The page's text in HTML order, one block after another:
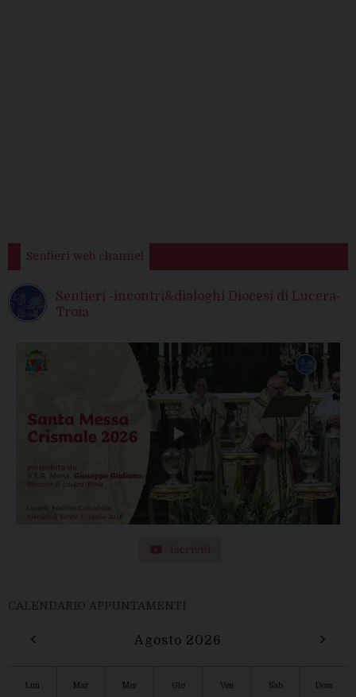
Sentieri web channel
Sentieri -incontri&dialoghi Diocesi di Lucera-
Troia
Iscriviti
CALENDARIO APPUNTAMENTI
‹ Agosto 2026 ›
Lun Mar Mer Gio Ven Sab Dom